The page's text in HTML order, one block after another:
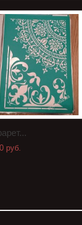
руб.